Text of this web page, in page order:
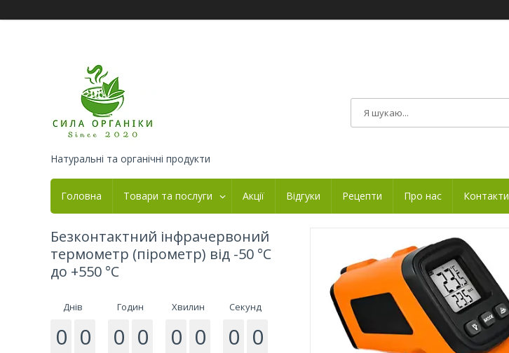
Натуральні та органічні продукти
Головна Товари та послуги Акції Відгуки Рецепти Про нас Контакти
Безконтактний інфрачервоний
термометр (пірометр) від -50 °C
до +550 °C
Днів
0 0
Годин
0 0
Хвилин
0 0
Секунд
0 0